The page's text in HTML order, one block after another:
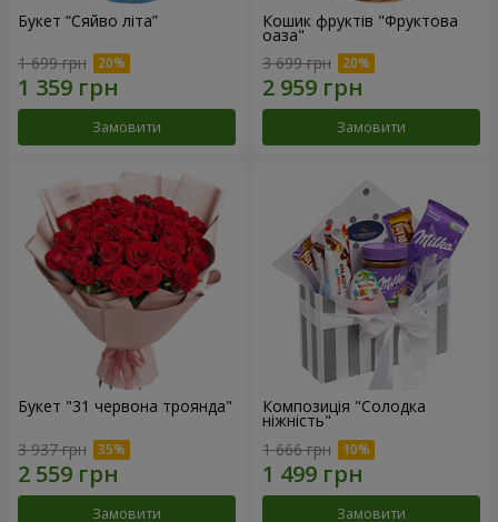
Букет “Сяйво літа”
1 699 грн
Замовити
Кошик фруктів "Фруктова
оаза"
3 699 грн
Замовити
Букет "31 червона троянда"
3 937 грн
Замовити
Композиція "Солодка
ніжність"
1 666 грн
Замовити